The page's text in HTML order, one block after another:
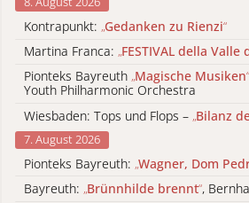
Kontrapunkt: „Gedanken zu Rienzi“
Martina Franca: „FESTIVAL della Valle
Pionteks Bayreuth „Magische Musiken“
Youth Philharmonic Orchestra
Wiesbaden: Tops und Flops – „Bilanz
7. August 2026
Pionteks Bayreuth: „Wagner, Dom
Bayreuth: „Brünnhilde brennt“,